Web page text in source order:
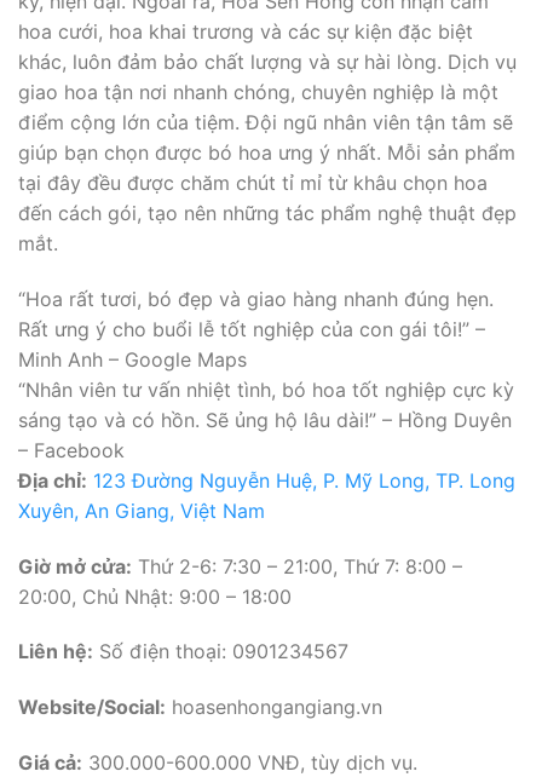
hoa cưới, hoa khai trương và các sự kiện đặc biệt
khác, luôn đảm bảo chất lượng và sự hài lòng. Dịch vụ
giao hoa tận nơi nhanh chóng, chuyên nghiệp là một
điểm cộng lớn của tiệm. Đội ngũ nhân viên tận tâm sẽ
giúp bạn chọn được bó hoa ưng ý nhất. Mỗi sản phẩm
tại đây đều được chăm chút tỉ mỉ từ khâu chọn hoa
đến cách gói, tạo nên những tác phẩm nghệ thuật đẹp
mắt.
“Hoa rất tươi, bó đẹp và giao hàng nhanh đúng hẹn.
Rất ưng ý cho buổi lễ tốt nghiệp của con gái tôi!” –
Minh Anh – Google Maps
“Nhân viên tư vấn nhiệt tình, bó hoa tốt nghiệp cực kỳ
sáng tạo và có hồn. Sẽ ủng hộ lâu dài!” – Hồng Duyên
– Facebook
Địa chỉ: 123 Đường Nguyễn Huệ, P. Mỹ Long, TP. Long
Xuyên, An Giang, Việt Nam
Giờ mở cửa: Thứ 2-6: 7:30 – 21:00, Thứ 7: 8:00 –
20:00, Chủ Nhật: 9:00 – 18:00
Liên hệ: Số điện thoại: 0901234567
Website/Social: hoasenhongangiang.vn
Giá cả: 300.000-600.000 VNĐ, tùy dịch vụ.